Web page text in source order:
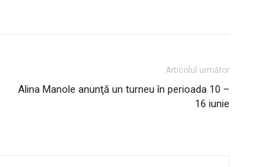
Articolul următor
Alina Manole anunţă un turneu în perioada 10 –
16 iunie